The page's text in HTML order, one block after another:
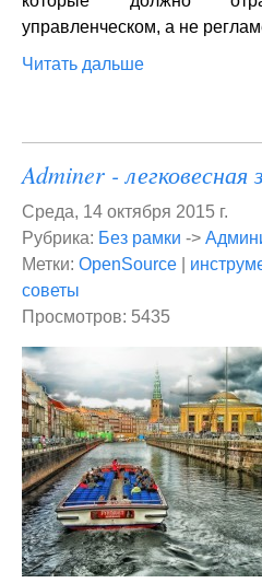
управленческом, а не
Читать дальше
Adminer -
Среда, 14 октября 2015 г.
Рубрика: Без рамки ->
Метки: OpenSource
советы
Просмотров: 5435